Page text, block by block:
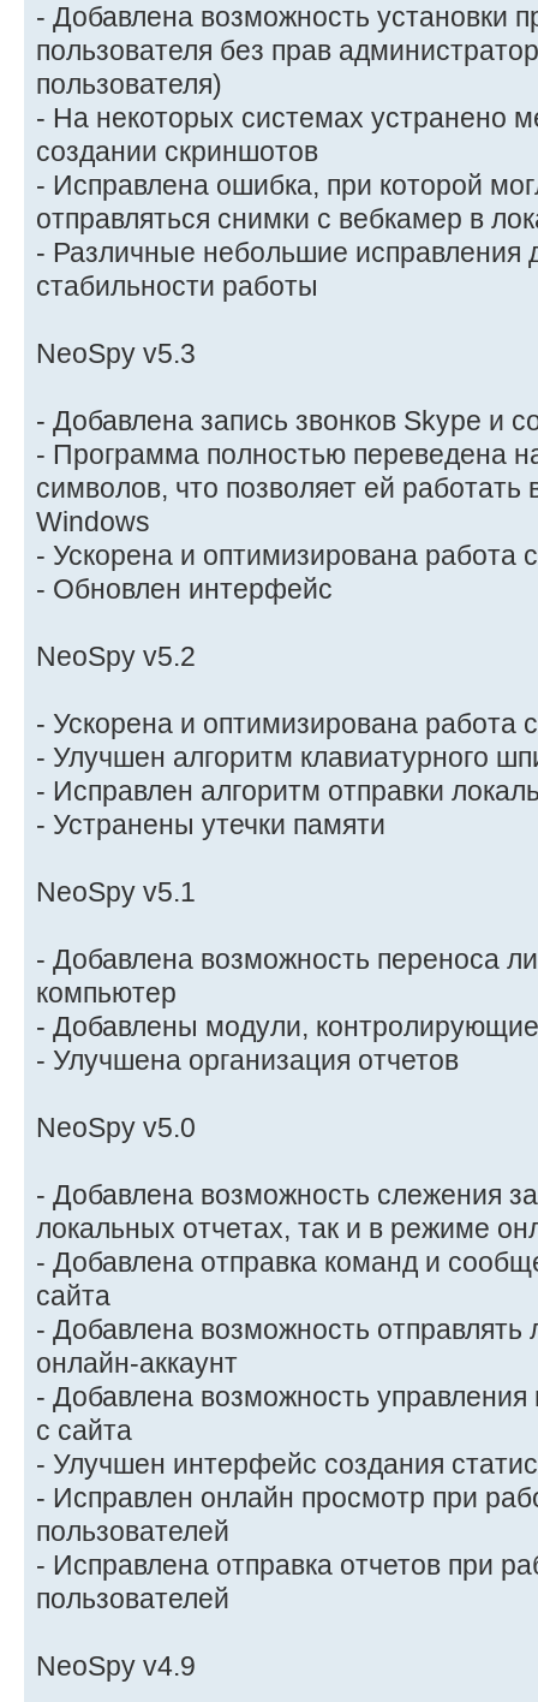
- Добавлена возможность установки
пользователя без прав
пользователя)
- На некоторых системах устранено
создании скриншотов
- Исправлена ошибка, при которой
отправляться снимки с вебкамер в
- Различные небольшие исправления
стабильности работы
NeoSpy v5.3
- Добавлена запись звонков Skype и
- Программа полностью переведена
символов, что позволяет ей
Windows
- Ускорена и оптимизирована работа
- Обновлен интерфейс
NeoSpy v5.2
- Ускорена и оптимизирована работа
- Улучшен алгоритм клавиатурного
- Исправлен алгоритм отправки
- Устранены утечки памяти
NeoSpy v5.1
- Добавлена возможность переноса
компьютер
- Добавлены модули,
- Улучшена организация отчетов
NeoSpy v5.0
- Добавлена возможность слежения
локальных отчетах, так и в режиме
- Добавлена отправка команд и
сайта
- Добавлена возможность отправлять
онлайн-аккаунт
- Добавлена возможность
с сайта
- Улучшен интерфейс создания
- Исправлен онлайн просмотр при
пользователей
- Исправлена отправка отчетов при
пользователей
NeoSpy v4.9